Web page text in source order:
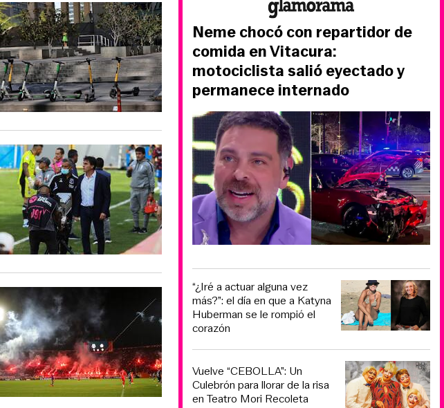
Neme chocó con repartidor de
comida en Vitacura:
motociclista salió eyectado y
permanece internado
“¿Iré a actuar alguna vez
más?”: el día en que a Katyna
Huberman se le rompió el
corazón
Vuelve “CEBOLLA”: Un
Culebrón para llorar de la risa
en Teatro Mori Recoleta